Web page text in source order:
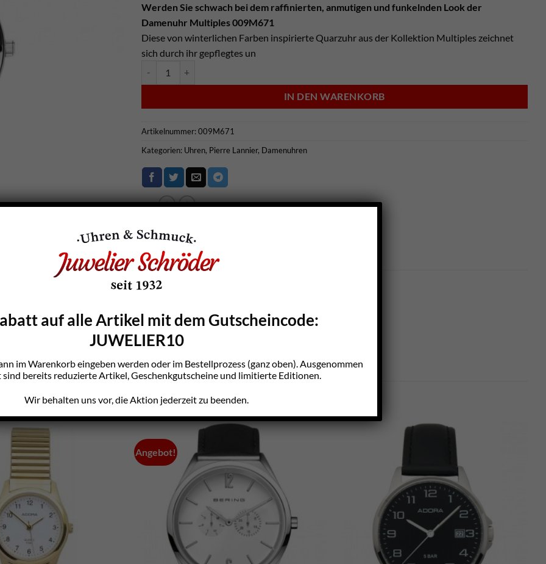
Werden Sie schwach bei dem raffinierten, anmutigen und funkelnden Look der
Damenuhr Multiples 009M671
Diese von winterlichen Farben inspirierte Quarzuhr aus der Kollektion Multiples zeichnet
sich durch ihr gepflegtes un
IN DEN WARENKORB
Artikelnummer:009M671
Kategorien: Uhren, Pierre Lannier, Damenuhren
Look der Damenuhr Multiples 009M671
Multiples zeichnet sich durch ihr gepfle
Angebot!
auf alle Artikel mit dem Gutscheincode:
JUWELIER10
im Warenkorb eingeben werden oder im Bestellprozess (ganz oben). Ausgenommen
sind bereits reduzierte Artikel, Geschenkgutscheine und limitierte Editionen.
Wir behalten uns vor, die Aktion jederzeit zu beenden.